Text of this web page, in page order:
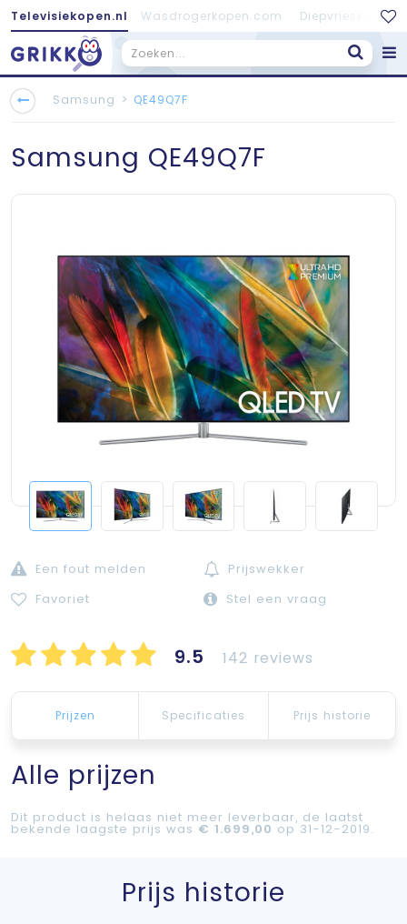
Televisiekopen.nl Wasdrogerkopen.com
Samsung > QE49Q7F
Samsung QE49Q7F
Een fout melden
Prijswekker
Favoriet
Stel een vraag
9.5 142 reviews
Prijzen Specificaties Prijs historie
Alle prijzen
Dit product is helaas niet meer leverbaar, de laatst
bekende laagste prijs was € 1.699,00 op 31-12-2019.
Prijs historie